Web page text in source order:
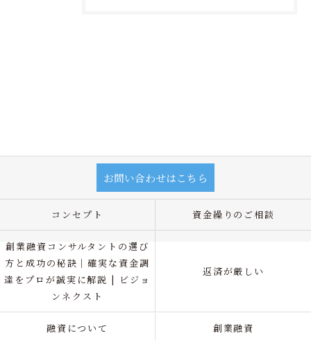
お問い合わせはこちら
コンセプト 資金繰りのご相談
創業融資コンサルタントの選び
方と成功の秘訣｜確実な資金調
達をプロが誠実に解説 | ビジョ
ンネクスト
返済が厳しい
融資について 創業融資